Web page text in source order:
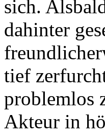
sich.
dahinter
tief
problemlos
Akteur in